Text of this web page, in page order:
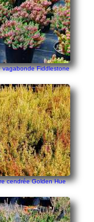
vagabonde Fiddlestone
cendrée Golden Hue